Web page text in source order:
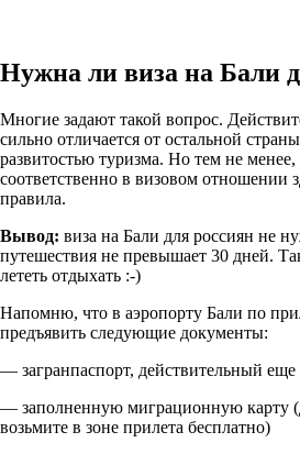
Нужна ли виза на Бали
Многие задают такой вопрос.
сильно отличается от остальной
развитостью туризма. Но тем не
соответственно в визовом отношении
правила.
Вывод: виза на Бали для россиян не
путешествия не превышает 30 дней.
лететь отдыхать :-)
Напомню, что в аэропорту Бали по
предъявить следующие документы:
— загранпаспорт, действительный
— заполненную миграционную карту
возьмите в зоне прилета бесплатно)